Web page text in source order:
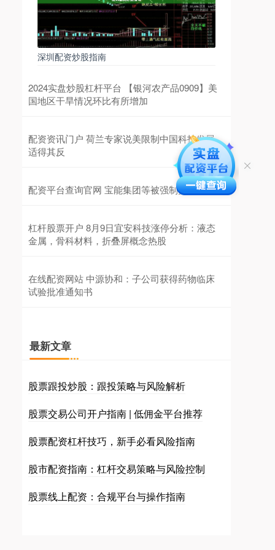
深圳配资炒股指南
2024实盘炒股杠杆平台 【银河农产品0909】美
国地区干旱情况环比有所增加
配资资讯门户 荷兰专家说美限制中国科技发展
适得其反
配资平台查询官网 宝能集团等被强制执行31亿
杠杆股票开户 8月9日宜安科技涨停分析：液态
金属，骨科材料，折叠屏概念热股
在线配资网站 中源协和：子公司获得药物临床
试验批准通知书
最新文章
股票跟投炒股：跟投策略与风险解析
股票交易公司开户指南 | 低佣金平台推荐
股票配资杠杆技巧，新手必看风险指南
股市配资指南：杠杆交易策略与风险控制
股票线上配资：合规平台与操作指南